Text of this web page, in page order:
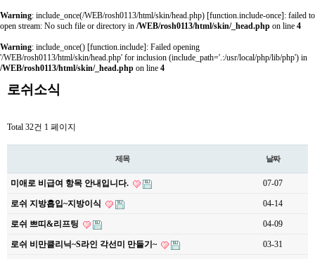
Warning: include_once(/WEB/rosh0113/html/skin/head.php) [function.include-once]: failed to
open stream: No such file or directory in /WEB/rosh0113/html/skin/_head.php on line 4
Warning: include_once() [function.include]: Failed opening
'/WEB/rosh0113/html/skin/head.php' for inclusion (include_path='.:/usr/local/php/lib/php') in
/WEB/rosh0113/html/skin/_head.php on line 4
로쉬소식
Total 32건 1 페이지
제목 날짜
미애로 비급여 항목 안내입니다. 07-07
로쉬 지방흡입~지방이식 04-14
로쉬 쁘띠&리프팅 04-09
로쉬 비만클리닉~S라인 각선미 만들기~ 03-31